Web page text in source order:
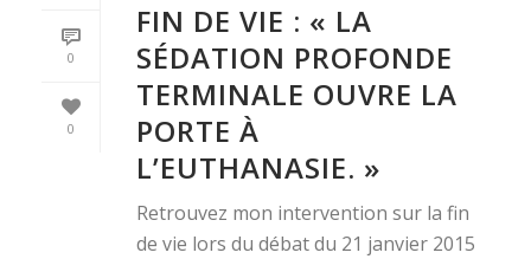
0
0
FIN DE VIE : « LA
SÉDATION PROFONDE
TERMINALE OUVRE LA
PORTE À
L’EUTHANASIE. »
Retrouvez mon intervention sur la fin
de vie lors du débat du 21 janvier 2015